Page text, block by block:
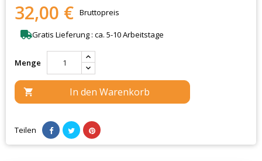
32,00 € Bruttopreis
Gratis Lieferung : ca. 5-10 Arbeitstage
Menge
 In den Warenkorb
Teilen